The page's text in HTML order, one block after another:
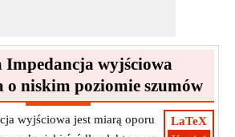
Impedancja wyjściowa
o niskim poziomie szumów
LaTeX
wyjściowa jest miarą oporu